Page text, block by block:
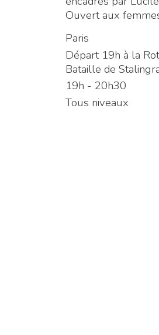
Ouvert aux
Paris
Départ 19h à la
Bataille de
19h - 20h30
Tous niveaux